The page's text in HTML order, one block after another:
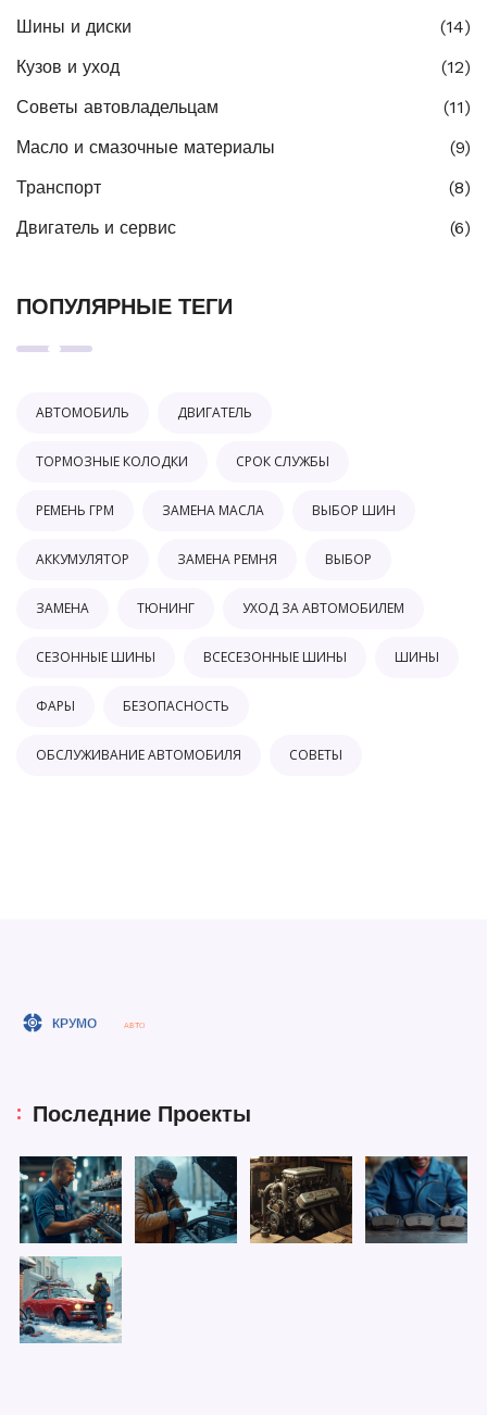
Шины и диски
(14)
Кузов и уход
(12)
Советы автовладельцам
(11)
Масло и смазочные материалы
(9)
Транспорт
(8)
Двигатель и сервис
(6)
ПОПУЛЯРНЫЕ ТЕГИ
АВТОМОБИЛЬ ДВИГАТЕЛЬ
ТОРМОЗНЫЕ КОЛОДКИ СРОК СЛУЖБЫ
РЕМЕНЬ ГРМ ЗАМЕНА МАСЛА ВЫБОР ШИН
АККУМУЛЯТОР ЗАМЕНА РЕМНЯ ВЫБОР
ЗАМЕНА ТЮНИНГ УХОД ЗА АВТОМОБИЛЕМ
СЕЗОННЫЕ ШИНЫ ВСЕСЕЗОННЫЕ ШИНЫ ШИНЫ
ФАРЫ БЕЗОПАСНОСТЬ
ОБСЛУЖИВАНИЕ АВТОМОБИЛЯ СОВЕТЫ
Последние Проекты